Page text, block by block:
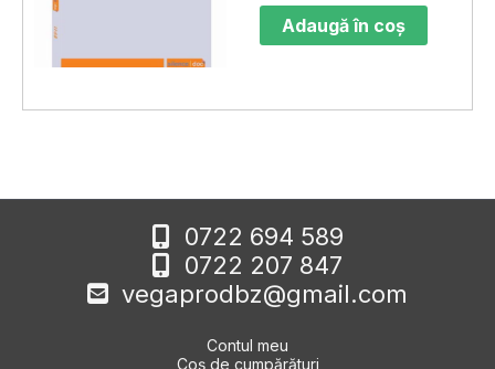
Adaugă în coș
0722 694 589
0722 207 847
vegaprodbz@gmail.com
Contul meu
Coș de cumpărături